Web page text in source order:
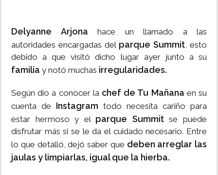
Delyanne Arjona hace un llamado a las
autoridades encargadas del parque Summit, esto
debido a que visitó dicho lugar ayer junto a su
familia y notó muchas irregularidades.
Según dio a conocer la chef de Tu Mañana en su
cuenta de Instagram todo necesita cariño para
estar hermoso y el parque Summitse puede
disfrutar más si se le da el cuidado necesario. Entre
lo que detalló, dejó saber que deben arreglar las
jaulas y limpiarlas, igual que la hierba.